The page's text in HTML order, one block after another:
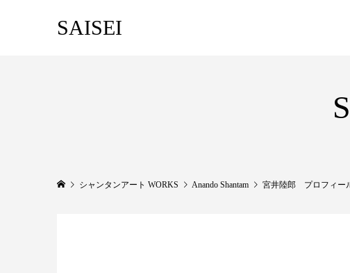
SAISEI
シャンタンアート WORKS Anando Shantam 宮井陸郎 プロフィー